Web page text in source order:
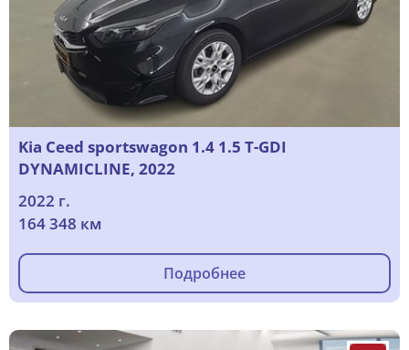
Kia Ceed sportswagon 1.4 1.5 T-GDI
DYNAMICLINE, 2022
2022 г.
164 348 км
Подробнее